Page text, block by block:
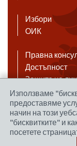
Избори
ОИК
Правна
Достъпност
Защита на
Антикорупция
Връзки
Използваме
предоставяме
начин на този
"бисквитките" и
посетете